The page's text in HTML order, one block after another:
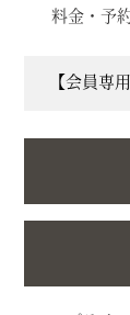
料金・予
【会員専用